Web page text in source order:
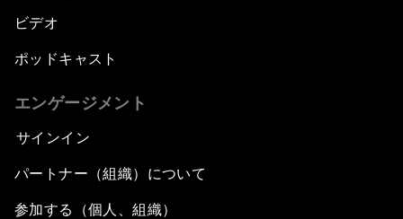
ビデオ
ポッドキャスト
エンゲージメント
サインイン
パートナー（組織）について
参加する（個人、組織）